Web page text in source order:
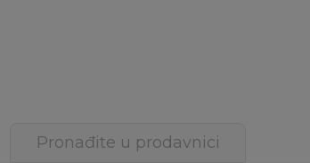
Pronađite u prodavnici